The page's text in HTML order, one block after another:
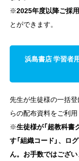
※2025年度以降ご採
とができます。
浜島書店 学習者
先生が生徒様の一括
らの配布資料をご利用
※生徒様が「超教科書
す「組織コード」、ロ
ん。お手数ではござ